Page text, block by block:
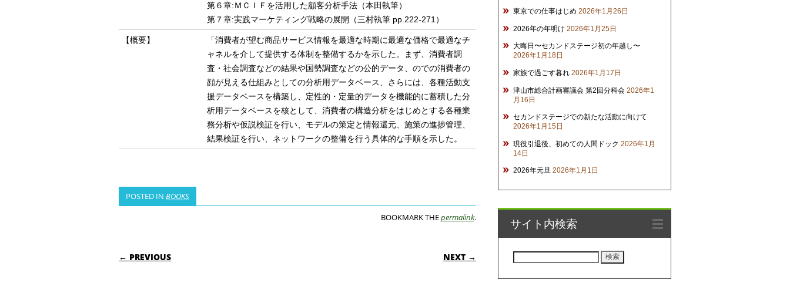
第６章:ＭＣＩＦを活用した顧客分析手法（本田執筆）
第７章:実践マーケティング戦略の展開（三村執筆 pp.222-271）
【概要】
「消費者が望む商品サービス情報を最適な時期に最適な価格で最適なチ
ャネルを介して提供する体制を整備するかを示した。まず、消費者調
査・社会調査などの結果や国勢調査などの公的データ、のでの消費者の
顔が見える仕組みとしての分析用データベース、さらには、各種活動支
援データベースを構築し、定性的・定量的データを機能的に蓄積した分
析用データベースを核として、消費者の構造分析をはじめとする各種業
務分析や仮説検証を行い、モデルの策定と情報還元、施策の進捗管理、
結果検証を行い、ネットワークの整備を行う具体的な手順を示した。
POSTED INBOOKS
BOOKMARK THEpermalink.
POST NAVIGATION
← PREVIOUS NEXT →
東京での仕事はじめ 2026年1月26日
2026年の年明け 2026年1月25日
大晦日〜セカンドステージ初の年越し〜
2026年1月18日
家族で過ごす暮れ 2026年1月17日
津山市総合計画審議会 第2回分科会 2026年1
月16日
セカンドステージでの新たな活動に向けて
2026年1月15日
現役引退後、初めての人間ドック 2026年1月
14日
2026年元旦 2026年1月1日
サイト内検索